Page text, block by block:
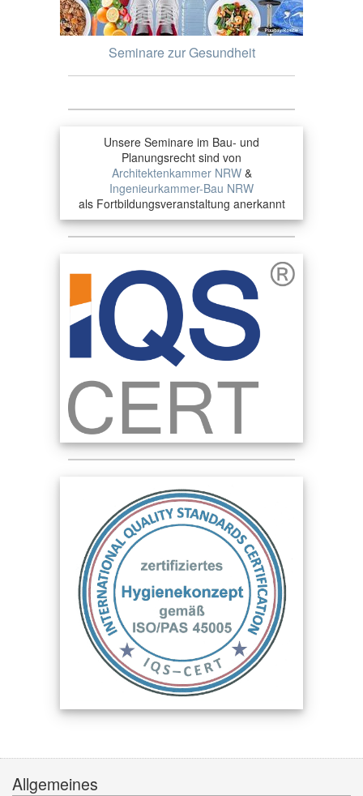
Seminare zur Gesundheit
Unsere Seminare im Bau- und
Planungsrecht sind von
Architektenkammer NRW&
Ingenieurkammer-Bau NRW
als Fortbildungsveranstaltung anerkannt
Allgemeines